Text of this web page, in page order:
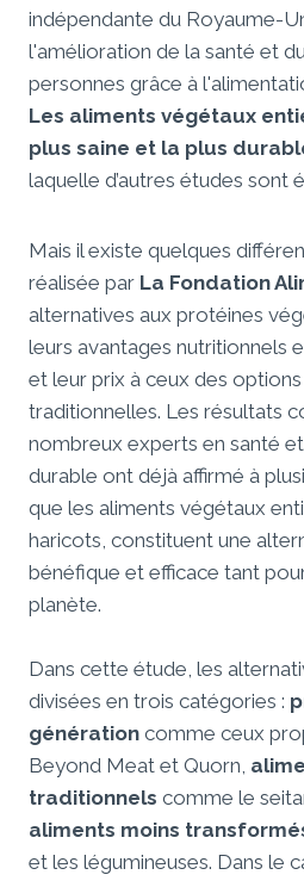
indépendante du Royaume-
l'amélioration de la santé et
personnes grâce à
Les aliments végétaux
plus saine et la plus
laquelle d’autres études sont
Mais il existe quelques
réalisée par La Fondation
alternatives aux protéines
leurs avantages nutritionnels
et leur prix à ceux des
traditionnelles. Les résultats
nombreux experts en santé
durable ont déjà affirmé à
que les aliments végétaux
haricots, constituent une
bénéfique et efficace tant
planète.
Dans cette étude, les
divisées en trois catégories :
génération comme ceux
Beyond Meat et Quorn,
traditionnels comme le
aliments moins
et les légumineuses. Dans le